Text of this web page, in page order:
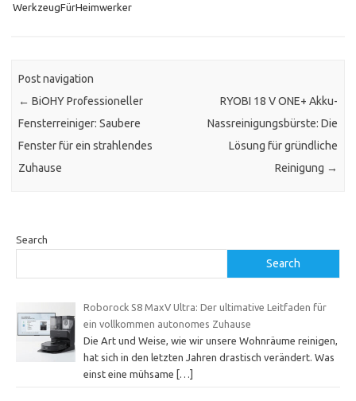
WerkzeugFürHeimwerker
Post navigation
← BiOHY Professioneller
Fensterreiniger: Saubere
Fenster für ein strahlendes
Zuhause
RYOBI 18 V ONE+ Akku-
Nassreinigungsbürste: Die
Lösung für gründliche
Reinigung →
Search
Search
Roborock S8 MaxV Ultra: Der ultimative Leitfaden für
ein vollkommen autonomes Zuhause
Die Art und Weise, wie wir unsere Wohnräume reinigen,
hat sich in den letzten Jahren drastisch verändert. Was
einst eine mühsame
[…]